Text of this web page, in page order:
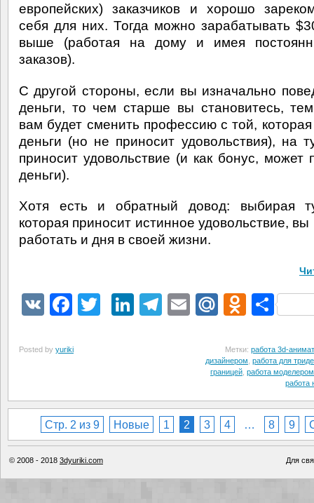
европейских) заказчиков и хорошо
себя для них. Тогда можно зарабатывать
выше (работая на дому и имея
заказов).
С другой стороны, если вы изначально
деньги, то чем старше вы становитесь,
вам будет сменить профессию с той,
деньги (но не приносит удовольствия), на
приносит удовольствие (и как бонус, может
деньги).
Хотя есть и обратный довод: выбирая
которая приносит истинное удовольствие, вы
работать и дня в своей жизни.
VK Facebook
TwitterLinkedIn
Telegram
EmailMail.Ru
Posted by yuriki Метки: работа 3d-
дизайнером работа для
границей работа моделером
работа
Стр. 2 из 9 Новые 1 2 3 4 … 8 9
© 2008 - 2018 3dyuriki.com Для